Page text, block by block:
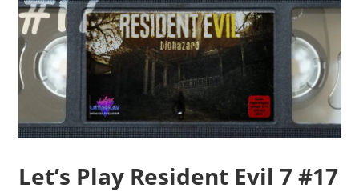
Let’s Play Resident Evil 7 #17